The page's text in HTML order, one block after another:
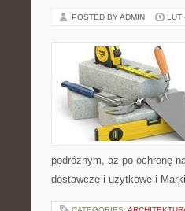
POSTED BY ADMIN LUT
podróżnym, aż po ochronę
dostawcze i użytkowe i